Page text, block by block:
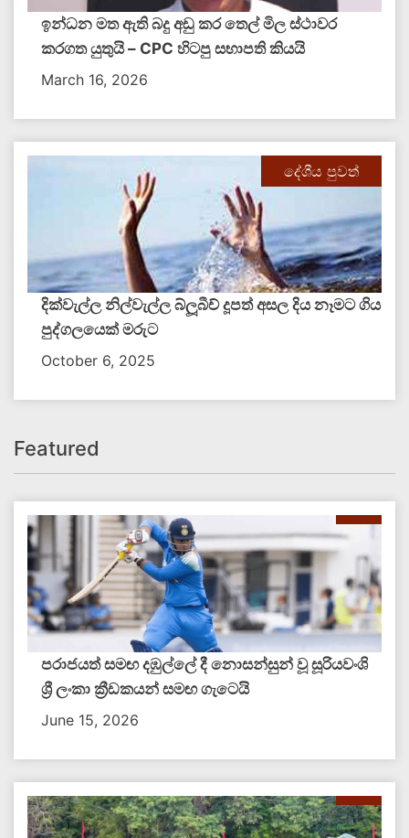
ඉන්ධන මත ඇති බදු අඩු කර තෙල් මිල ස්ථාවර
කරගත යුතුයි – CPC හිටපු සභාපති කියයි
March 16, 2026
දේශීය පුවත්
දික්වැල්ල නිල්වැල්ල බ්ලූබීච් දූපත් අසල දිය නෑමට ගිය
පුද්ගලයෙක් මරුට
October 6, 2025
Featured
පරාජයත් සමඟ දඹුල්ලේ දී නොසන්සුන් වූ සූරියවංශි
ශ්‍රී ලංකා ක්‍රීඩකයන් සමඟ ගැටෙයි
June 15, 2026